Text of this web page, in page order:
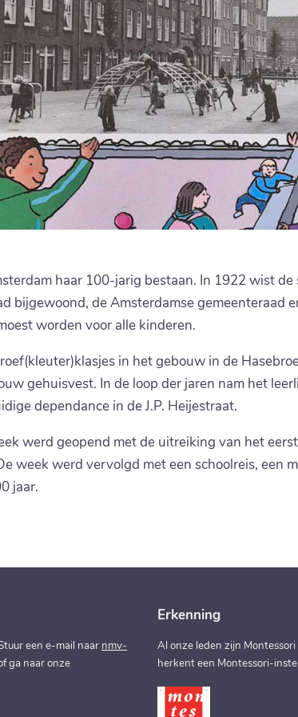
haar 100-jarig bestaan. In 1922 wist de
bijgewoond, de Amsterdamse gemeenteraad
worden voor alle kinderen.
in het gebouw in de
gehuisvest. In de loop der jaren nam het
dependance in de J.P. Heijestraat.
werd geopend met de uitreiking van het
week werd vervolgd met een schoolreis, een
jaar.
een e-mail naar nmv-
ga naar onze
Erkenning
Al onze leden zijn Montessori
herkent een Montessori-